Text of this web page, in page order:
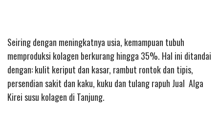
Seiring dengan meningkatnya usia, kemampuan tubuh
memproduksi kolagen berkurang hingga 35%. Hal ini ditandai
dengan: kulit keriput dan kasar, rambut rontok dan tipis,
persendian sakit dan kaku, kuku dan tulang rapuh Jual Alga
Kirei susu kolagen di Tanjung.